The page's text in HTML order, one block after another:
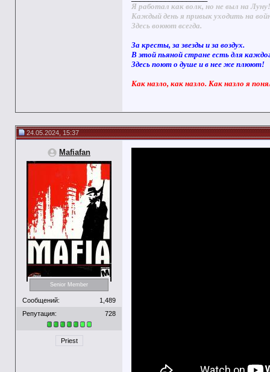
Я работал как волк, но не выл на Луну!
Каждый день я привык уходить на
Здесь воюют всегда.
За кресты, за звезды и за воздух.
В этой пьяной стране есть для
Здесь поют о душе и в нее же плюют!
Как назло, как назло. Как назло я
24.05.2024, 15:37
Mafiafan
Senior Member
Сообщений:
1,489
Репутация:
728
Priest